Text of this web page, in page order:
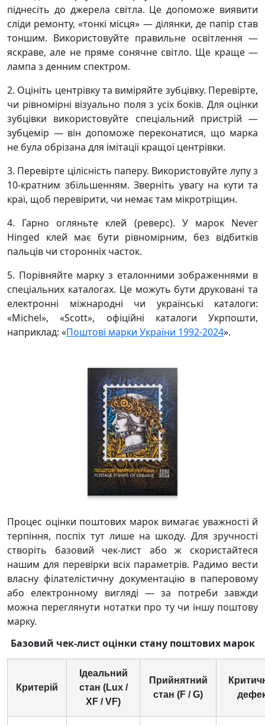
піднесіть до джерела світла. Це допоможе виявити
сліди ремонту, «тонкі місця» — ділянки, де папір став
тоншим. Використовуйте правильне освітлення —
яскраве, але не пряме сонячне світло. Ще краще —
лампа з денним спектром.
2. Оцініть центрівку та виміряйте зубцівку. Перевірте,
чи рівномірні візуально поля з усіх боків. Для оцінки
зубцівки використовуйте спеціальний пристрій —
зубцемір — він допоможе переконатися, що марка
не була обрізана для імітації кращої центрівки.
3. Перевірте цілісність паперу. Використовуйте лупу з
10-кратним збільшенням. Зверніть увагу на кути та
краї, щоб перевірити, чи немає там мікротріщин.
4. Гарно огляньте клей (реверс). У марок Never
Hinged клей має бути рівномірним, без відбитків
пальців чи сторонніх часток.
5. Порівняйте марку з еталонними зображеннями в
спеціальних каталогах. Це можуть бути друковані та
електронні міжнародні чи українські каталоги:
«Michel», «Scott», офіційні каталоги Укрпошти,
наприклад: «Поштові марки України 1992-2024».
Процес оцінки поштових марок вимагає уважності й
терпіння, поспіх тут лише на шкоду. Для зручності
створіть базовий чек-лист або ж скористайтеся
нашим для перевірки всіх параметрів. Радимо вести
власну філателістичну документацію в паперовому
або електронному вигляді — за потреби завжди
можна переглянути нотатки про ту чи іншу поштову
марку.
Базовий чек-лист оцінки стану поштових марок
Критерій
Ідеальний
стан (Lux /
XF / VF)
Прийнятний
стан (F / G)